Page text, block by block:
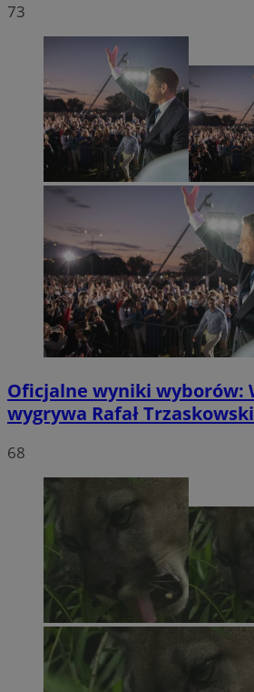
73
Oficjalne wyniki wyborów:
wygrywa Rafał
68